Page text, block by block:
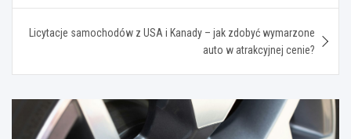
Licytacje samochodów z USA i Kanady – jak zdobyć wymarzone
auto w atrakcyjnej cenie?